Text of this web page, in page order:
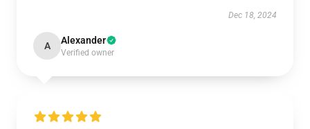
Dec 18, 2024
A Alexander
Verified owner